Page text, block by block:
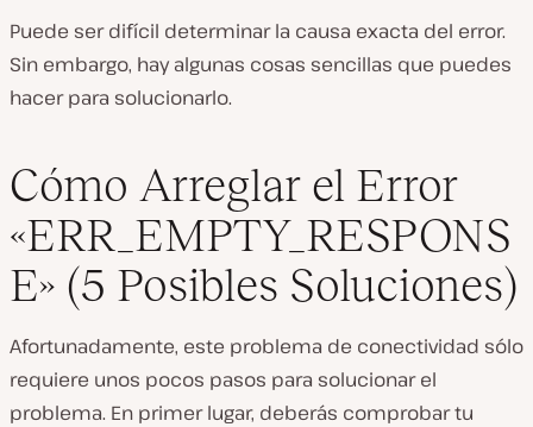
Puede ser difícil determinar la causa exacta del error.
Sin embargo, hay algunas cosas sencillas que puedes
hacer para solucionarlo.
Cómo Arreglar el Error
«ERR_EMPTY_RESPONS
E» (5 Posibles Soluciones)
Afortunadamente, este problema de conectividad sólo
requiere unos pocos pasos para solucionar el
problema. En primer lugar, deberás comprobar tu